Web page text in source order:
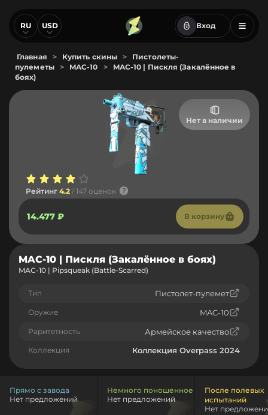
RU USD Вход
Главная > Купить скины >
Пистолеты-
пулеметы
> MAC-10 >
MAC-10 | Пискля (Закалённое в
боях)
Нет в наличии
Рейтинг 4.2 / 147 оценок
14.477 ₽ В корзину
MAC-10 | Пискля (Закалённое в боях)
MAC-10 | Pipsqueak (Battle-Scarred)
Тип Пистолет-пулемет
Оружие MAC-10
Раритетность Армейское качество
Коллекция Коллекция Overpass 2024
Прямо с завода
Нет предложений
Немного поношенное
Нет предложений
После полевых
испытаний
Нет